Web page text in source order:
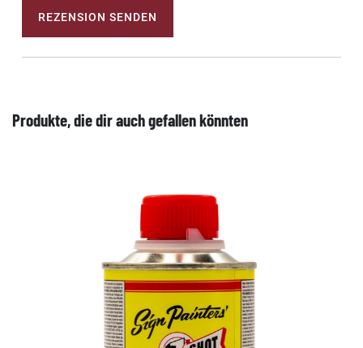
REZENSION SENDEN
Produkte, die dir auch gefallen könnten